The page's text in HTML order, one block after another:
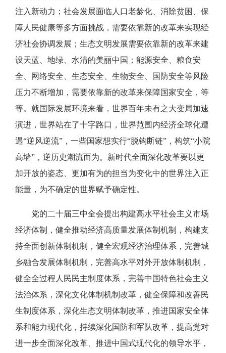
注入新动力；社会发展面临人口老龄化、消除贫困、保
障人民健康等多方面挑战，需要依靠新的改革来实现经
济社会协调发展；生态文明发展需要依靠新的改革来建
设天蓝、地绿、水清的美丽中国；能源安全、粮食安
全、网络安全、生态安全、生物安全、国防安全等风险
压力不断增加，需要依靠新的改革来保障国家安全，等
等。就国际发展环境来看，世界百年未有之大变局加速
演进，世界站在了十字路口，世界范围内经济全球化遭
遇“逆风逆流”，一些国家想实行“脱钩断链”，构筑“小院
高墙”，逆历史潮流而为。新时代全面深化改革要以更
加开放的姿态、更加有为的担当为变化中的世界注入正
能量，为不确定的世界赋予确定性。
党的二十届三中全会提出构建高水平社会主义市场
经济体制，健全推动经济高质量发展体制机制，构建支
持全面创新体制机制，健全宏观经济治理体系，完善城
乡融合发展体制机制，完善高水平对外开放体制机制，
健全全过程人民民主制度体系，完善中国特色社会主义
法治体系，深化文化体制机制改革，健全保障和改善民
生制度体系，深化生态文明体制改革，推进国家安全体
系和能力现代化，持续深化国防和军队改革，提高党对
进一步全面深化改革、推进中国式现代化的领导水平，